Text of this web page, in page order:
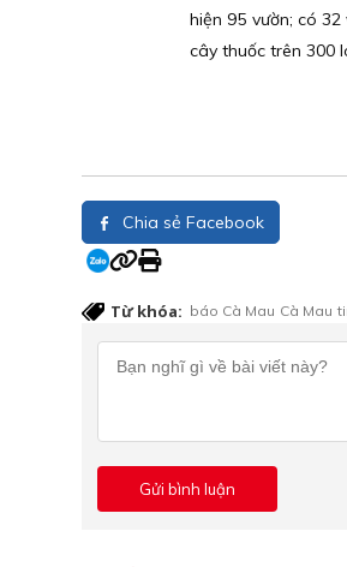
hiện 95 vườn; có
cây thuốc trên 300
Chia sẻ Facebook
Từ khóa: báo Cà Mau Cà Mau